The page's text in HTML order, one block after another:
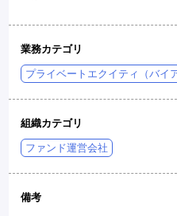
業務カテゴリ
プライベートエクイティ（バイ
組織カテゴリ
ファンド運営会社
備考